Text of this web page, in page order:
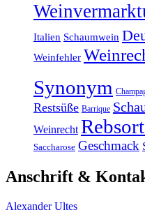
Italien Schaumwein
Weinfehler
Synonym
Restsüße Barrique
Weinrecht
Saccharose Geschmack
Anschrift &
Alexander Ultes